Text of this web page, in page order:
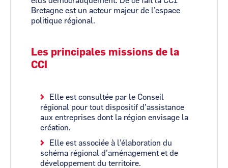
Bretagne est un acteur majeur de l’espace
politique régional.
Les principales missions de la
CCI
Elle est consultée par le Conseil
régional pour tout dispositif d’assistance
aux entreprises dont la région envisage la
création.
Elle est associée à l’élaboration du
schéma régional d’aménagement et de
développement du territoire.